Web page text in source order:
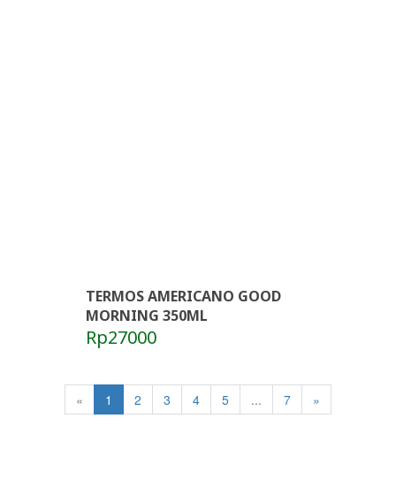
TERMOS AMERICANO GOOD
MORNING 350ML
Rp27000
« 1 2 3 4 5 ... 7 »